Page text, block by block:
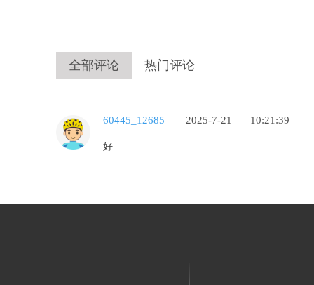
全部评论 热门评论
60445_12685 2025-7-21 10:21:39
好